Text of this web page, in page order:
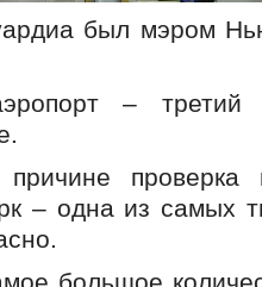
был мэром
–
проверка
– одна из самых